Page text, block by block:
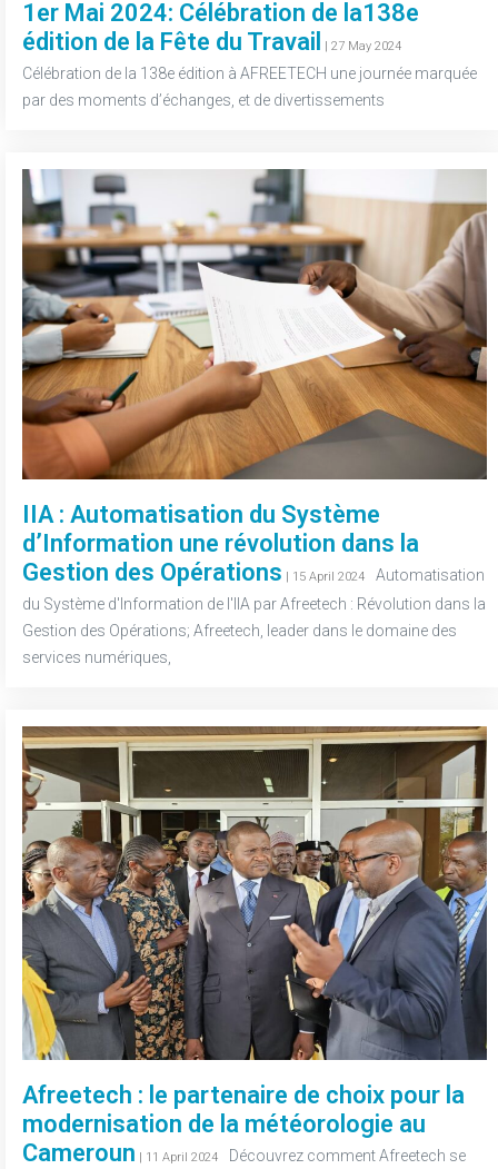
1er Mai 2024: Célébration de la138e
édition de la Fête du Travail
| 27 May 2024
Célébration de la 138e édition à AFREETECH une journée marquée
par des moments d’échanges, et de divertissements
IIA : Automatisation du Système
d’Information une révolution dans la
Gestion des Opérations | 15 April 2024
Automatisation
du Système d'Information de l'IIA par Afreetech : Révolution dans la
Gestion des Opérations; Afreetech, leader dans le domaine des
services numériques,
Afreetech : le partenaire de choix pour la
modernisation de la météorologie au
Cameroun​ | 11 April 2024
Découvrez comment Afreetech se